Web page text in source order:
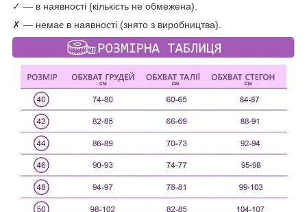
✓ — в наявності (кількість не обмежена).
✗ — немає в наявності (знято з виробництва).